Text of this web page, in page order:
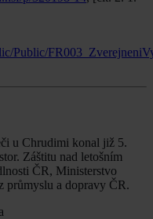
Public/
u Chrudimi konal již 5.
Záštitu nad letošním
ČR, Ministerstvo
průmyslu a dopravy ČR.